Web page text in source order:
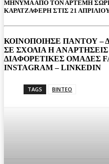
ΜΗΝΥΜΑ ΑΠΟ ΤΟΝ ΑΡΤΕΜΗ
ΚΑΡΑΤΖΑΦΕΡΗ ΣΤΙΣ 21 ΑΠΡΙΛΙΟΥ
ΚΟΙΝΟΠΟΙΗΣΕ ΠΑΝΤΟΥ –
ΣΕ ΣΧΟΛΙΑ H
ΔΙΑΦΟΡΕTIKEΣ ΟΜΑΔΕΣ
INSTAGRAM – LINKEDIN
TAGS ΒΙΝΤΕΟ